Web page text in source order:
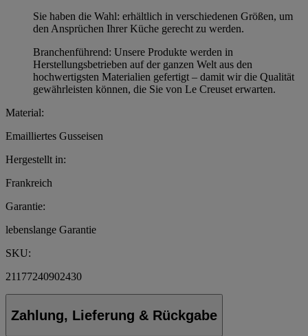
Sie haben die Wahl: erhältlich in verschiedenen Größen, um
den Ansprüchen Ihrer Küche gerecht zu werden.
Branchenführend: Unsere Produkte werden in
Herstellungsbetrieben auf der ganzen Welt aus den
hochwertigsten Materialien gefertigt – damit wir die Qualität
gewährleisten können, die Sie von Le Creuset erwarten.
Material:
Emailliertes Gusseisen
Hergestellt in:
Frankreich
Garantie:
lebenslange Garantie
SKU:
21177240902430
Zahlung, Lieferung & Rückgabe